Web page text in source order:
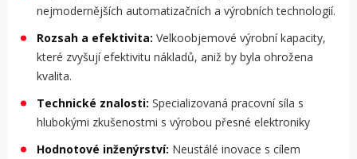
nejmodernějších automatizačních a výrobních technologií.
Rozsah a efektivita: Velkoobjemové výrobní kapacity,
které zvyšují efektivitu nákladů, aniž by byla ohrožena
kvalita.
Technické znalosti: Specializovaná pracovní síla s
hlubokými zkušenostmi s výrobou přesné elektroniky
Hodnotové inženýrství: Neustálé inovace s cílem